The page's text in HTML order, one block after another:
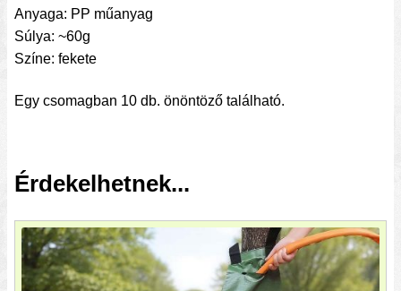
Anyaga: PP műanyag
Súlya: ~60g
Színe: fekete
Egy csomagban 10 db. önöntöző található.
Érdekelhetnek...